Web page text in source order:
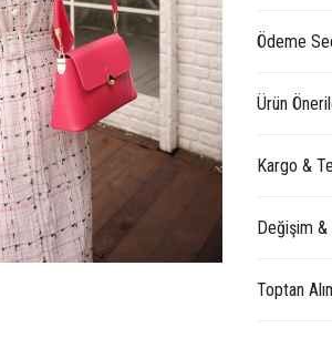
Ödeme
Ürün
Kargo &
Değişim
Toptan